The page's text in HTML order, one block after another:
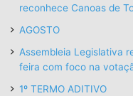
reconhece Canoas de
AGOSTO
Assembleia Legislativa
feira com foco na
1º TERMO ADITIVO